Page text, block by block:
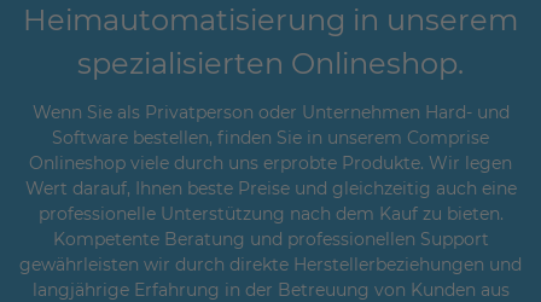
Heimautomatisierung in unserem
spezialisierten Onlineshop.
Wenn Sie als Privatperson oder Unternehmen Hard- und
Software bestellen, finden Sie in unserem Comprise
Onlineshop viele durch uns erprobte Produkte. Wir legen
Wert darauf, Ihnen beste Preise und gleichzeitig auch eine
professionelle Unterstützung nach dem Kauf zu bieten.
Kompetente Beratung und professionellen Support
gewährleisten wir durch direkte Herstellerbeziehungen und
langjährige Erfahrung in der Betreuung von Kunden aus